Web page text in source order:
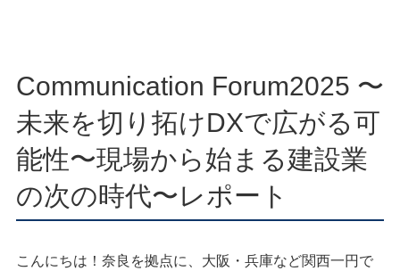
Communication Forum2025 〜
未来を切り拓けDXで広がる可
能性〜現場から始まる建設業
の次の時代〜レポート
こんにちは！奈良を拠点に、大阪・兵庫など関西一円で